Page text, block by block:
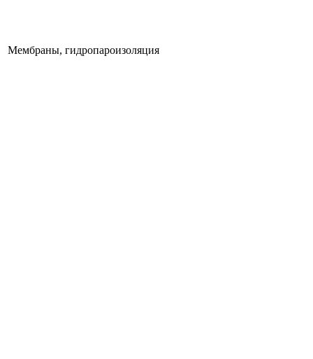
Мембраны, гидропароизоляция